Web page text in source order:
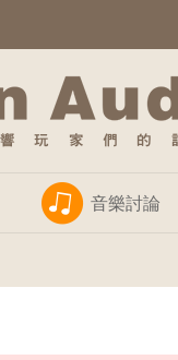
音樂討論